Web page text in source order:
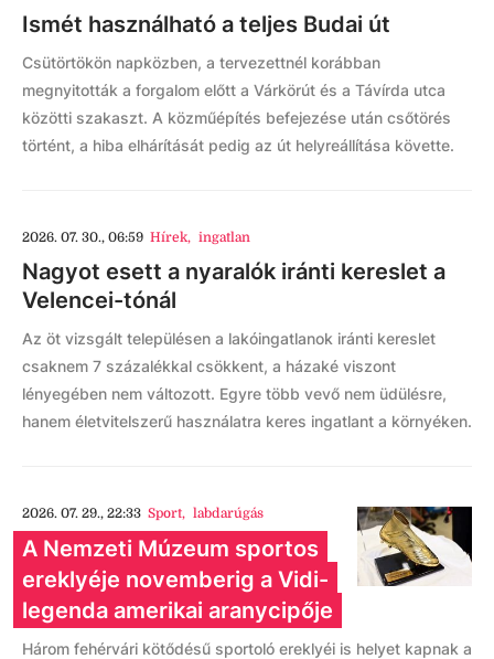
Ismét használható a teljes Budai út
Csütörtökön napközben, a tervezettnél korábban
megnyitották a forgalom előtt a Várkörút és a Távírda utca
közötti szakaszt. A közműépítés befejezése után csőtörés
történt, a hiba elhárítását pedig az út helyreállítása követte.
2026. 07. 30., 06:59 Hírek, ingatlan
Nagyot esett a nyaralók iránti kereslet a
Velencei-tónál
Az öt vizsgált településen a lakóingatlanok iránti kereslet
csaknem 7 százalékkal csökkent, a házaké viszont
lényegében nem változott. Egyre több vevő nem üdülésre,
hanem életvitelszerű használatra keres ingatlant a környéken.
2026. 07. 29., 22:33 Sport, labdarúgás
A Nemzeti Múzeum sportos
ereklyéje novemberig a Vidi-
legenda amerikai aranycipője
Három fehérvári kötődésű sportoló ereklyéi is helyet kapnak a